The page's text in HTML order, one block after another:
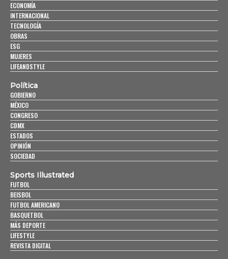
ECONOMÍA
INTERNACIONAL
TECNOLOGÍA
OBRAS
ESG
MUJERES
LIFEANDSTYLE
Política
GOBIERNO
MÉXICO
CONGRESO
CDMX
ESTADOS
OPINIÓN
SOCIEDAD
Sports Illustrated
FUTBOL
BEISBOL
FUTBOL AMERICANO
BASQUETBOL
MÁS DEPORTE
LIFESTYLE
REVISTA DIGITAL